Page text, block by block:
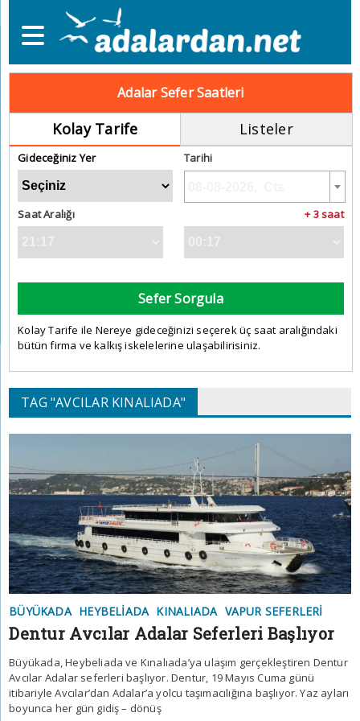
Adalar Sefer Saatleri
Kolay Tarife Listeler
Gideceğiniz Yer Tarihi
Saat Aralığı + 3 saat
Sefer Sorgula
Kolay Tarife ile Nereye gideceğinizi seçerek üç saat aralığındaki
bütün firma ve kalkış iskelelerine ulaşabilirisiniz.
TAG "AVCILAR KINALIADA"
BÜYÜKADA HEYBELIADA KINALIADA VAPUR SEFERLERI
Dentur Avcılar Adalar Seferleri Başlıyor
Büyükada, Heybeliada ve Kınalıada’ya ulaşım gerçekleştiren Dentur
Avcılar Adalar seferleri başlıyor. Dentur, 19 Mayıs Cuma günü
itibariyle Avcılar’dan Adalar’a yolcu taşımacılığına başlıyor. Yaz ayları
boyunca her gün gidiş – dönüş